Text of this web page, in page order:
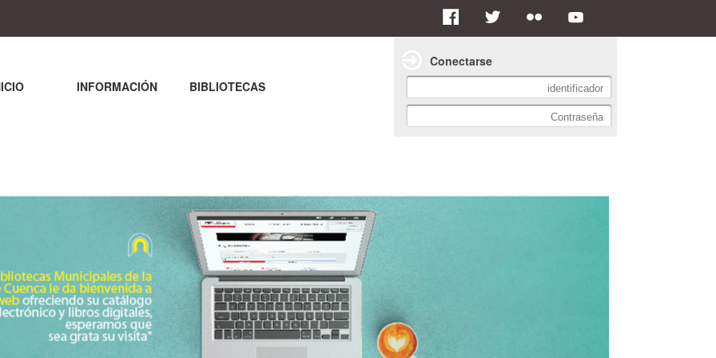
INFORMACIÓN BIBLIOTECAS
Conectarse